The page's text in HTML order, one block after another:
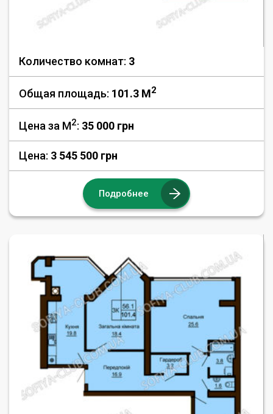
Количество комнат: 3
Общая площадь: 101.3 M2
Цена за М2: 35 000 грн
Цена: 3 545 500 грн
Подробнее